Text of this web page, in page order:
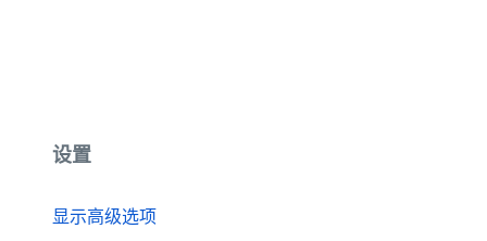
设置
显示高级选项